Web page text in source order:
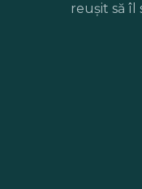
reușit să